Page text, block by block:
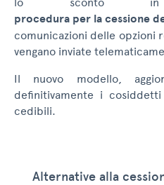
procedura per la cessione
comunicazioni delle opzioni
vengano inviate
Il nuovo modello,
definitivamente i
cedibili.
Alternative alla